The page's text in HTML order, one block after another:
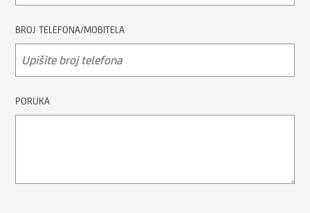
BROJ TELEFONA/MOBITELA
PORUKA